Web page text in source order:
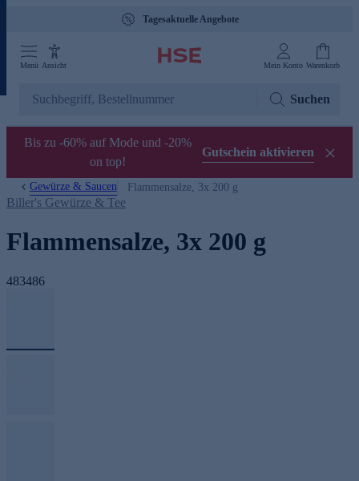
Tagesaktuelle Angebote
Menü Ansicht Mein Konto Warenkorb
Suchen
Bis zu -60% auf Mode und -20%
on top!
Gutschein aktivieren
Gewürze & Saucen Flammensalze, 3x 200 g
Biller's Gewürze & Tee
Flammensalze, 3x 200 g
483486